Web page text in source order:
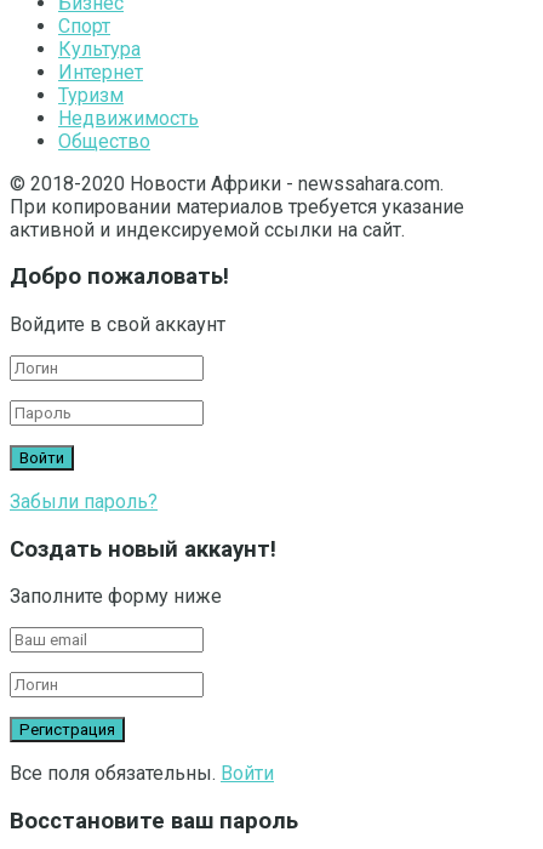
Спорт
Культура
Интернет
Туризм
Недвижимость
Общество
© 2018-2020 Новости Африки - newssahara.com.
При копировании материалов требуется указание
активной и индексируемой ссылки на сайт.
Добро пожаловать!
Войдите в свой аккаунт
Забыли пароль?
Создать новый аккаунт!
Заполните форму ниже
Все поля обязательны. Войти
Восстановите ваш пароль